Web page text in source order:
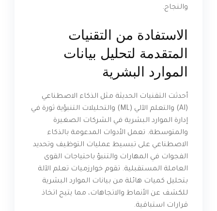
والنجاح.
الاستفادة من التقنيات
المتقدمة لتحليل بيانات
الموارد البشرية
أحدثت التقنيات الحديثة مثل الذكاء الاصطناعي
(AI) والتعلم الآلي (ML) والتحليلات التنبؤية ثورة في
إدارة الموارد البشرية في الشركات الصغيرة
والمتوسطة. تعمل الأدوات المدعومة بالذكاء
الاصطناعي على تبسيط عمليات التوظيف وتحديد
الفجوات في المهارات والتنبؤ باحتياجات القوى
العاملة المستقبلية. تقوم خوارزميات تعلم الآلة
بتحليل كميات هائلة من بيانات الموارد البشرية
للكشف عن الأنماط والاتجاهات، مما يتيح اتخاذ
قرارات استباقية.